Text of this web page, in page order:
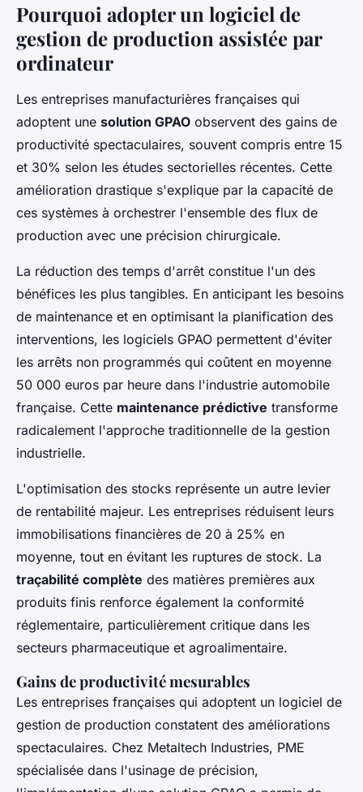
Pourquoi adopter un logiciel de
gestion de production assistée par
ordinateur
Les entreprises manufacturières françaises qui
adoptent une solution GPAO observent des gains de
productivité spectaculaires, souvent compris entre 15
et 30% selon les études sectorielles récentes. Cette
amélioration drastique s'explique par la capacité de
ces systèmes à orchestrer l'ensemble des flux de
production avec une précision chirurgicale.
La réduction des temps d'arrêt constitue l'un des
bénéfices les plus tangibles. En anticipant les besoins
de maintenance et en optimisant la planification des
interventions, les logiciels GPAO permettent d'éviter
les arrêts non programmés qui coûtent en moyenne
50 000 euros par heure dans l'industrie automobile
française. Cette maintenance prédictive transforme
radicalement l'approche traditionnelle de la gestion
industrielle.
L'optimisation des stocks représente un autre levier
de rentabilité majeur. Les entreprises réduisent leurs
immobilisations financières de 20 à 25% en
moyenne, tout en évitant les ruptures de stock. La
traçabilité complète des matières premières aux
produits finis renforce également la conformité
réglementaire, particulièrement critique dans les
secteurs pharmaceutique et agroalimentaire.
Gains de productivité mesurables
Les entreprises françaises qui adoptent un logiciel de
gestion de production constatent des améliorations
spectaculaires. Chez Metaltech Industries, PME
spécialisée dans l'usinage de précision,